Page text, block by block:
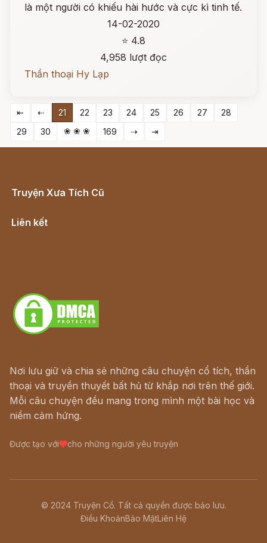
là một người có khiếu hài hước và cực kì tinh tế.
14-02-2020
⭐ 4.8
4,958 lượt đọc
Thần thoại Hy Lạp
⇤ ⇠ 21 22 23 24 25 26 27
28
29
30 ❀ ❀ ❀ 169 ⇢ ⇥
Truyện Xưa Tích Cũ
Liên kết
Nơi lưu giữ và chia sẻ những câu chuyện cổ tích, thần
thoại và truyền thuyết bất hủ từ khắp nơi trên thế giới.
Mỗi câu chuyện đều mang trong mình một bài học và
niềm cảm hứng.
Được tạo với cho những người yêu truyện
© 2024 Truyện Cổ. Tất cả quyền được bảo lưu.
Điều KhoảnBảo MậtLiên Hệ